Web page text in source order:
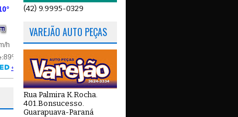
(42) 9.9995-0329
VAREJÃO AUTO PEÇAS
Rua Palmira K.Rocha.
401.Bonsucesso.
Guarapuava-Paraná